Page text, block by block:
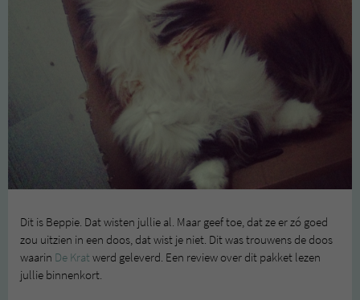
Dit is Beppie. Dat wisten jullie al. Maar geef toe, dat ze er zó goed
zou uitzien in een doos, dat wist je niet. Dit was trouwens de doos
waarin De Krat werd geleverd. Een review over dit pakket lezen
jullie binnenkort.